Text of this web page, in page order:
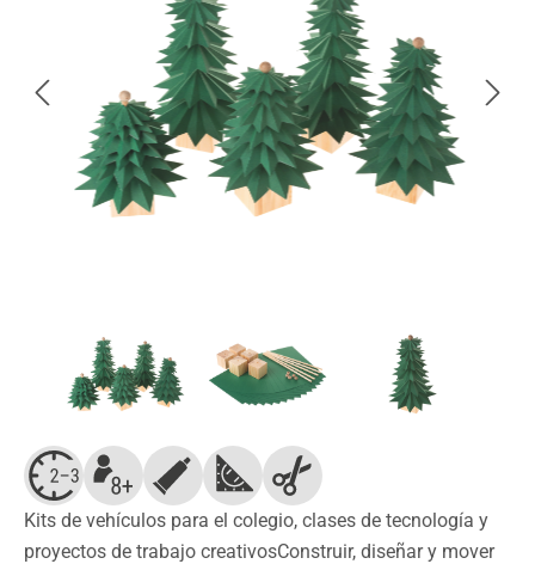
Kits de vehículos para el colegio, clases de tecnología y
proyectos de trabajo creativosConstruir, diseñar y mover